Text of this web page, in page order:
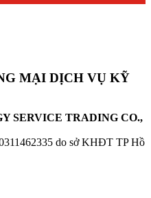
MẠI DỊCH VỤ KỸ
SERVICE TRADING CO.,
do sở KHĐT TP Hồ